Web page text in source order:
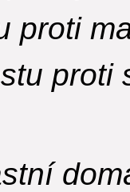
proti
proti